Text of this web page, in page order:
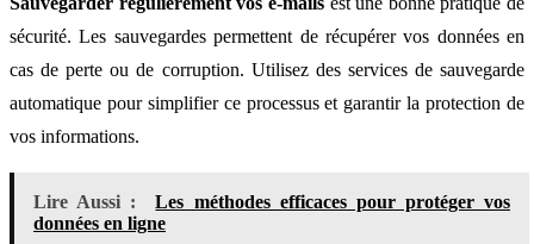
sécurité. Les sauvegardes permettent de récupérer vos données en
cas de perte ou de corruption. Utilisez des services de sauvegarde
automatique pour simplifier ce processus et garantir la protection de
vos informations.
Lire Aussi :
Les méthodes efficaces pour protéger vos
données en ligne